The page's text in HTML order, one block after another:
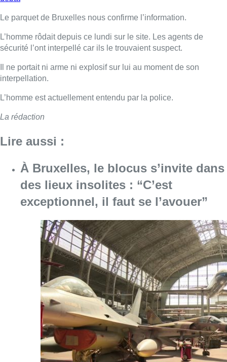
Le parquet de Bruxelles nous confirme l’information.
L’homme rôdait depuis ce lundi sur le site. Les agents de
sécurité l’ont interpellé car ils le trouvaient suspect.
Il ne portait ni arme ni explosif sur lui au moment de son
interpellation.
L’homme est actuellement entendu par la police.
La rédaction
Lire aussi :
À Bruxelles, le blocus s’invite dans
des lieux insolites : “C’est
exceptionnel, il faut se l’avouer”